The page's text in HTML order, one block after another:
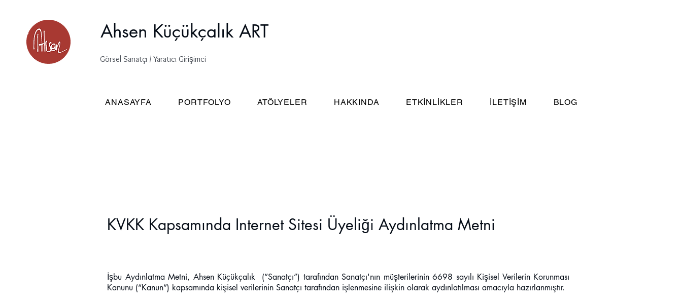
Ahsen Küçükçalık ART
Görsel Sanatçı / Yaratıcı Girişimci
ANASAYFA PORTFOLYO ATÖLYELER HAKKINDA ETKİNLİKLER İLETİŞİM BLOG
KVKK Kapsamında Internet Sitesi Üyeliği Aydınlatma Metni
İşbu Aydınlatma Metni, Ahsen Küçükçalık (”Sanatçı”) tarafından Sanatçı'nın müşterilerinin 6698 sayılı Kişisel Verilerin Korunması
Kanunu (“Kanun”) kapsamında kişisel verilerinin Sanatçı tarafından işlenmesine ilişkin olarak aydınlatılması amacıyla hazırlanmıştır.